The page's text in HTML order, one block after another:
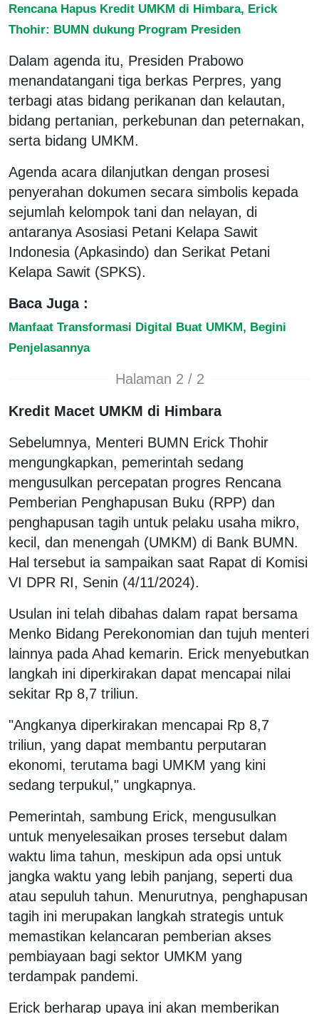
Rencana Hapus Kredit UMKM di Himbara, Erick
Thohir: BUMN dukung Program Presiden
Dalam agenda itu, Presiden Prabowo
menandatangani tiga berkas Perpres, yang
terbagi atas bidang perikanan dan kelautan,
bidang pertanian, perkebunan dan peternakan,
serta bidang UMKM.
Agenda acara dilanjutkan dengan prosesi
penyerahan dokumen secara simbolis kepada
sejumlah kelompok tani dan nelayan, di
antaranya Asosiasi Petani Kelapa Sawit
Indonesia (Apkasindo) dan Serikat Petani
Kelapa Sawit (SPKS).
Baca Juga :
Manfaat Transformasi Digital Buat UMKM, Begini
Penjelasannya
Halaman 2 / 2
Kredit Macet UMKM di Himbara
Sebelumnya, Menteri BUMN Erick Thohir
mengungkapkan, pemerintah sedang
mengusulkan percepatan progres Rencana
Pemberian Penghapusan Buku (RPP) dan
penghapusan tagih untuk pelaku usaha mikro,
kecil, dan menengah (UMKM) di Bank BUMN.
Hal tersebut ia sampaikan saat Rapat di Komisi
VI DPR RI, Senin (4/11/2024).
Usulan ini telah dibahas dalam rapat bersama
Menko Bidang Perekonomian dan tujuh menteri
lainnya pada Ahad kemarin. Erick menyebutkan
langkah ini diperkirakan dapat mencapai nilai
sekitar Rp 8,7 triliun.
"Angkanya diperkirakan mencapai Rp 8,7
triliun, yang dapat membantu perputaran
ekonomi, terutama bagi UMKM yang kini
sedang terpukul," ungkapnya.
Pemerintah, sambung Erick, mengusulkan
untuk menyelesaikan proses tersebut dalam
waktu lima tahun, meskipun ada opsi untuk
jangka waktu yang lebih panjang, seperti dua
atau sepuluh tahun. Menurutnya, penghapusan
tagih ini merupakan langkah strategis untuk
memastikan kelancaran pemberian akses
pembiayaan bagi sektor UMKM yang
terdampak pandemi.
Erick berharap upaya ini akan memberikan